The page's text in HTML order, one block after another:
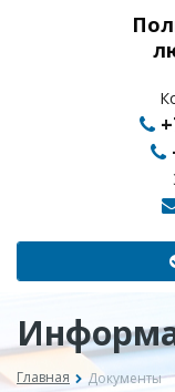
Главная Документы